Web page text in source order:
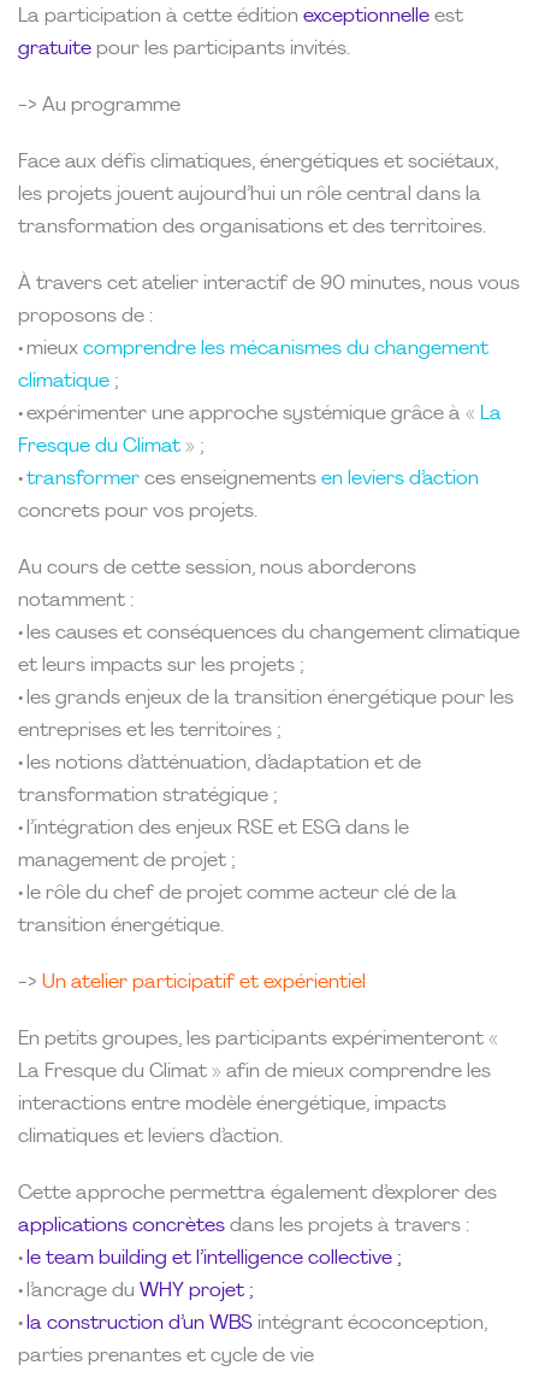
La participation à cette édition exceptionnelle est
gratuite pour les participants invités.
-> Au programme
Face aux défis climatiques, énergétiques et sociétaux,
les projets jouent aujourd’hui un rôle central dans la
transformation des organisations et des territoires.
À travers cet atelier interactif de 90 minutes, nous vous
proposons de :
• mieux comprendre les mécanismes du changement
climatique ;
• expérimenter une approche systémique grâce à « La
Fresque du Climat » ;
•transformer ces enseignements en leviers d’action
concrets pour vos projets.
Au cours de cette session, nous aborderons
notamment :
• les causes et conséquences du changement climatique
et leurs impacts sur les projets ;
• les grands enjeux de la transition énergétique pour les
entreprises et les territoires ;
• les notions d’atténuation, d’adaptation et de
transformation stratégique ;
• l’intégration des enjeux RSE et ESG dans le
management de projet ;
• le rôle du chef de projet comme acteur clé de la
transition énergétique.
-> Un atelier participatif et expérientiel
En petits groupes, les participants expérimenteront «
La Fresque du Climat » afin de mieux comprendre les
interactions entre modèle énergétique, impacts
climatiques et leviers d’action.
Cette approche permettra également d’explorer des
applications concrètes dans les projets à travers :
• le team building et l’intelligence collective ;
• l’ancrage du WHY projet ;
• la construction d’un WBS intégrant écoconception,
parties prenantes et cycle de vie